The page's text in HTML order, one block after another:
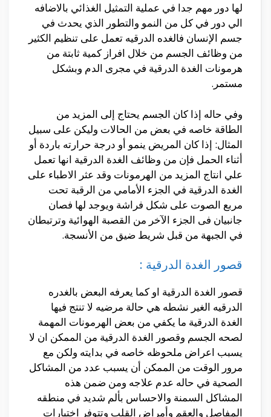
لها دور مهم جدا في عملية التمثيل الغذائي بالاضافه
الي دور في كل من النمو والتطور الذي يحدث في
جسم الإنسان فالغده الدرقيه تعمل على تنظيم الكثير
من وظائف الجسم من خلال افراز كمية ثابتة من
هرمونات الغدة الدرقية في مجرى الدم وبشكل
مستمر.
وفي حاله إذا كان الجسم يحتاج إلى المزيد من
الطاقة خاصه في بعض من الحالات وليكن على سبيل
المثال: إذا كان المريض ينمو أو درجة حرارته باردة أو
أثناء الحمل فإن من وظائف الغدة الدرقية انها تعمل
علي انتاج المزيد من الهرمونات وقد عثر الاطباء على
الغدة الدرقية في الجزء الأمامي من الرقبة تحت
مربع الصوت على شكل فراشة ويوجد لها فصان
جانبيان فى الجزء الآخر من القصبة الهوائية وترتبطان
في الجبهة من قبل شريط ضيق من الأنسجة.
قصور الغدة الدرقية :
قصور الغدة الدرقية او كما يعرفه البعض بالغدره
الدرقيه الغير نشطه هي حالة مرضيه لا تنتج فيها
الغدة الدرقية ما يكفي من بعض الهرمونات المهمة
لصحه الجسم وقصور الغدة الدرقية من الممكن ان لا
يسبب اعراض ملحوظه خاصه في بدايته ولكن مع
مرور الوقت من الممكن أن يسبب عدد من المشاكل
الصحية في حاله عدم علاجه ومن ضمن هذه
المشاكل السمنة والاحساس بألم شديد في منطقه
المفاصل والعقم وأمراض القلب وتتوفر اختبارات